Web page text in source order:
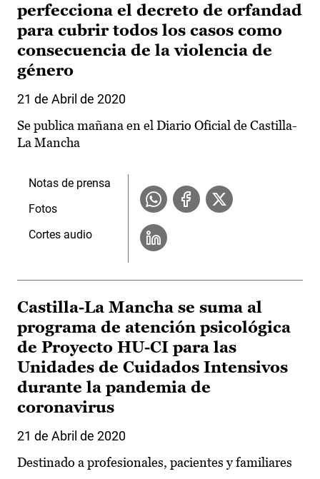
perfecciona el decreto de orfandad
para cubrir todos los casos como
consecuencia de la violencia de
género
21 de Abril de 2020
Se publica mañana en el Diario Oficial de Castilla-
La Mancha
Notas de prensa
Fotos
Cortes audio
Castilla-La Mancha se suma al
programa de atención psicológica
de Proyecto HU-CI para las
Unidades de Cuidados Intensivos
durante la pandemia de
coronavirus
21 de Abril de 2020
Destinado a profesionales, pacientes y familiares